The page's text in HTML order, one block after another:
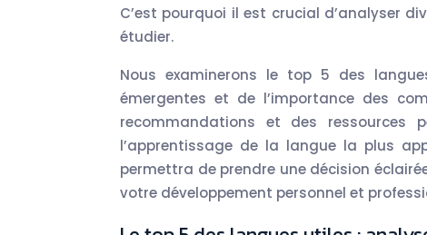
C’est pourquoi il est crucial d’analyser
étudier.
Nous examinerons le top 5 des
émergentes et de l’importance des
recommandations et des ressources
l’apprentissage de la langue la plus
permettra de prendre une décision
votre développement personnel et